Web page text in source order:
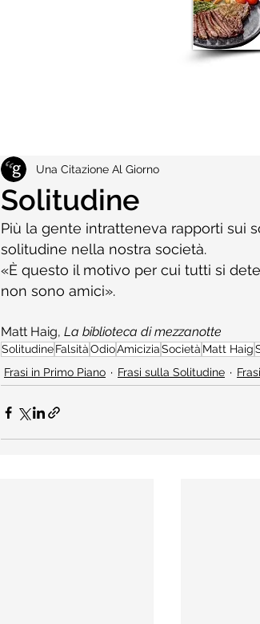
Solitudine
Una Citazione Al Giorno
Più la gente intratteneva rapporti sui
solitudine nella nostra società.
«È questo il motivo per cui tutti si
non sono amici».
Matt Haig, La biblioteca di mezzanotte
SolitudineFalsitàOdioAmiciziaSocietà Matt Haig
Frasi in Primo Piano
Frasi sulla Solitudine